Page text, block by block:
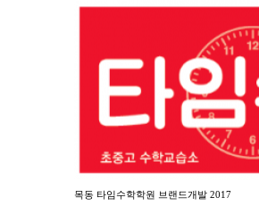
목동 타임수학학원 브랜드개발 2017